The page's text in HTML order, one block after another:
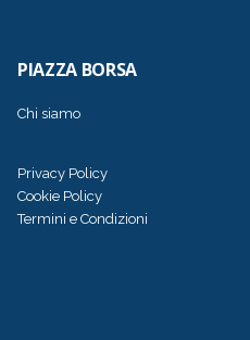
PIAZZA BORSA
Chi siamo
Privacy Policy
Cookie Policy
Termini e Condizioni